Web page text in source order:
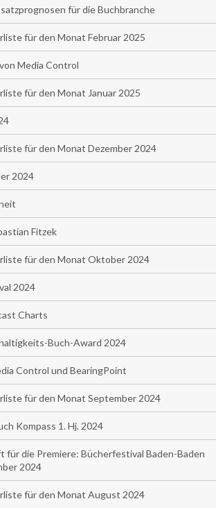
für die Buchbranche
für den Monat Februar 2025
Media Control
für den Monat Januar 2025
für den Monat Dezember 2024
2024
Fitzek
für den Monat Oktober 2024
2024
Charts
Buch-Award 2024
Control und BearingPoint
für den Monat September 2024
Kompass 1. Hj. 2024
für die Premiere: Bücherfestival Baden-Baden
2024
für den Monat August 2024